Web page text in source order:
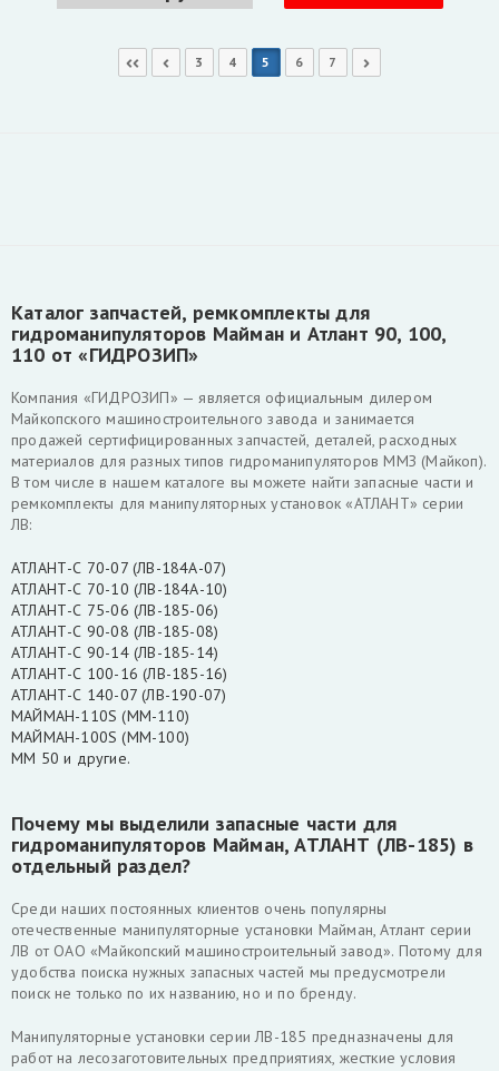
ПерваяПредыдущая
3 4 5 6 7
Каталог запчастей, ремкомплекты для
гидроманипуляторов Майман и Атлант 90, 100,
110 от «ГИДРОЗИП»
Компания «ГИДРОЗИП» — является официальным дилером
Майкопского машиностроительного завода и занимается
продажей сертифицированных запчастей, деталей, расходных
материалов для разных типов гидроманипуляторов ММЗ (Майкоп).
В том числе в нашем каталоге вы можете найти запасные части и
ремкомплекты для манипуляторных установок «АТЛАНТ» серии
ЛВ:
АТЛАНТ-С 70-07 (ЛВ-184А-07)
АТЛАНТ-С 70-10 (ЛВ-184А-10)
АТЛАНТ-С 75-06 (ЛВ-185-06)
АТЛАНТ-С 90-08 (ЛВ-185-08)
АТЛАНТ-С 90-14 (ЛВ-185-14)
АТЛАНТ-С 100-16 (ЛВ-185-16)
АТЛАНТ-С 140-07 (ЛВ-190-07)
МАЙМАН-110S (MM-110)
МАЙМАН-100S (ММ-100)
ММ 50 и другие.
Почему мы выделили запасные части для
гидроманипуляторов Майман, АТЛАНТ (ЛВ-185) в
отдельный раздел?
Среди наших постоянных клиентов очень популярны
отечественные манипуляторные установки Майман, Атлант серии
ЛВ от ОАО «Майкопский машиностроительный завод». Потому для
удобства поиска нужных запасных частей мы предусмотрели
поиск не только по их названию, но и по бренду.
Манипуляторные установки серии ЛВ-185 предназначены для
работ на лесозаготовительных предприятиях, жесткие условия